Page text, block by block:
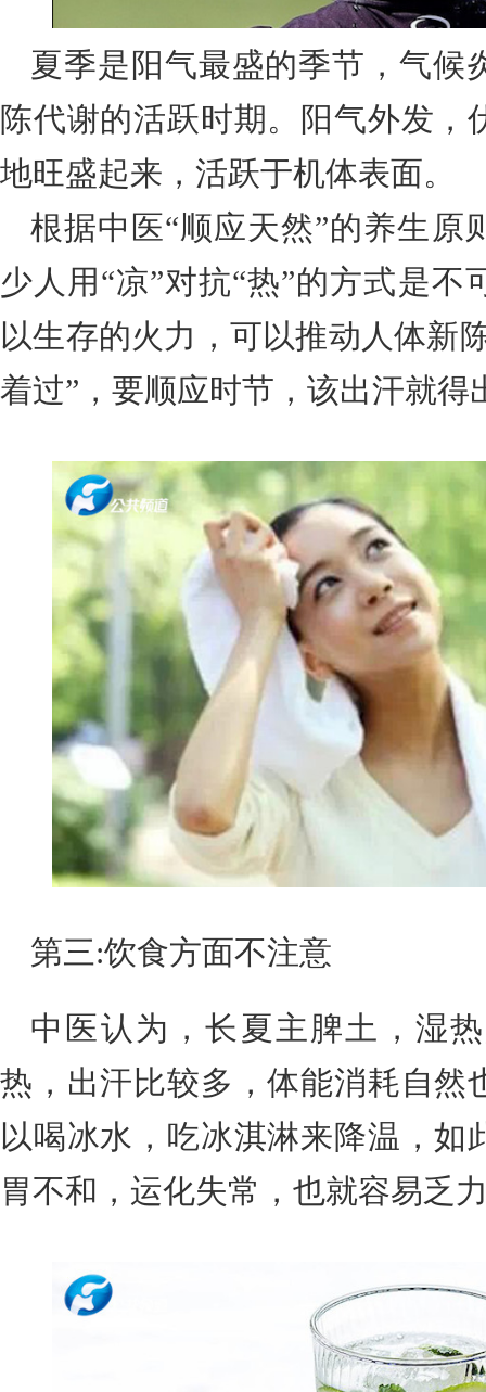
夏季是阳气最盛的季节，气候
陈代谢的活跃时期。阳气外发，
地旺盛起来，活跃于机体表面。
根据中医“顺应天然”的养生原
少人用“凉”对抗“热”的方式是
以生存的火力，可以推动人体新
着过”，要顺应时节，该出汗就得
第三:饮食方面不注意
中医认为，长夏主脾土，湿
热，出汗比较多，体能消耗自然
以喝冰水，吃冰淇淋来降温，如
胃不和，运化失常，也就容易乏